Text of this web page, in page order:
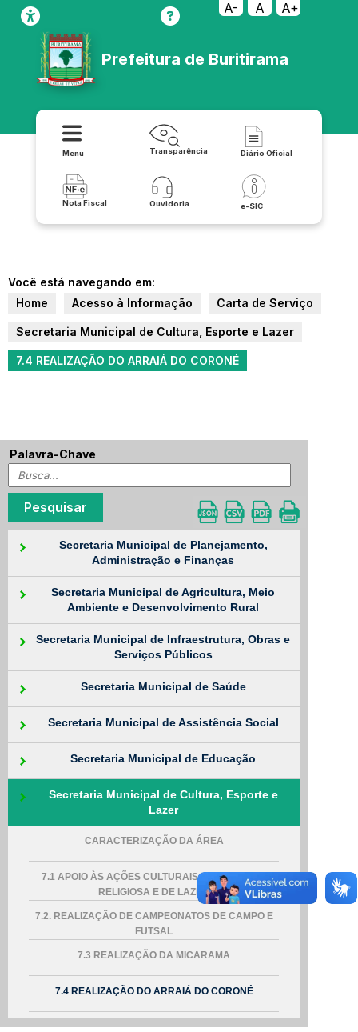
A- A A+
Prefeitura de Buritirama
Menu Transparência Diário Oficial
Nota Fiscal Ouvidoria e-SIC
Você está navegando em:
Home
Acesso à Informação Carta de Serviço
Secretaria Municipal de Cultura, Esporte e Lazer
7.4 REALIZAÇÃO DO ARRAIÁ DO CORONÉ
Palavra-Chave
Secretaria Municipal de Planejamento,
Administração e Finanças
Secretaria Municipal de Agricultura, Meio
Ambiente e Desenvolvimento Rural
Secretaria Municipal de Infraestrutura, Obras e
Serviços Públicos
Secretaria Municipal de Saúde
Secretaria Municipal de Assistência Social
Secretaria Municipal de Educação
Secretaria Municipal de Cultura, Esporte e
Lazer
CARACTERIZAÇÃO DA ÁREA
7.1 APOIO ÀS AÇÕES CULTURAIS, ESPORTIVAS,
RELIGIOSA E DE LAZER
7.2. REALIZAÇÃO DE CAMPEONATOS DE CAMPO E
FUTSAL
7.3 REALIZAÇÃO DA MICARAMA
7.4 REALIZAÇÃO DO ARRAIÁ DO CORONÉ